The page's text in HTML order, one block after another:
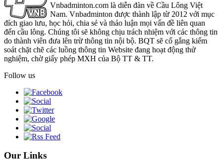
Vnbadminton.com là diễn đàn về Cầu Lông Việt
Nam. Vnbadminton được thành lập từ 2012 với mục
đích giao lưu, học hỏi, chia sẻ và thảo luận mọi vấn đề liên quan
đến cầu lông. Chúng tôi sẽ không chịu trách nhiệm với các thông tin
do thành viên đưa lên trừ thông tin nội bộ. BQT sẽ cố gắng kiểm
soát chặt chẽ các luồng thông tin Website đang hoạt động thử
nghiệm, chờ giấy phép MXH của Bộ TT & TT.
Follow us
Our Links